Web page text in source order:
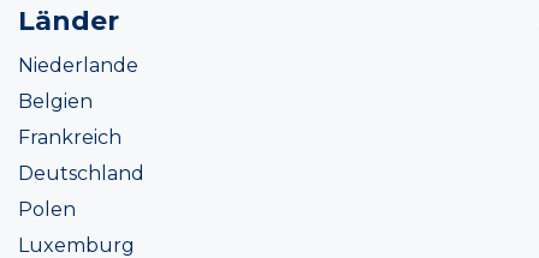
Länder
Niederlande
Belgien
Frankreich
Deutschland
Polen
Luxemburg